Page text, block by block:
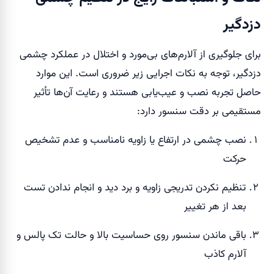
دزدگیر
برای جلوگیری از آلارم‌های بی‌مورد و اختلال در عملکرد چشمی
دزدگیر، توجه به نکات اجرایی زیر ضروری است. این موارد
حاصل تجربه نصب و عیب‌یابی هستند و رعایت آن‌ها تأثیر
مستقیمی بر دقت سنسور دارد:
نصب چشمی در ارتفاع یا زاویه نامناسب و عدم تشخیص
حرکت
تنظیم نکردن تدریجی زاویه و برد دید و انجام ندادن تست
بعد از هر تغییر
باقی ماندن سنسور روی حساسیت بالا و حالت تک پالس و
آلارم کاذب